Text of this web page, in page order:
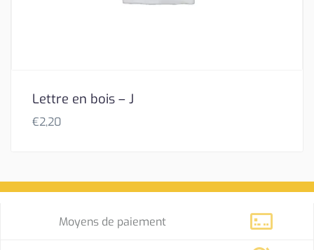
Lettre en bois – J
€2,20
Moyens de paiement